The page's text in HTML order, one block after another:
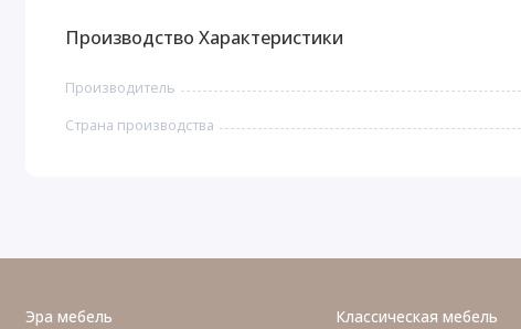
Производство Характеристики
Производитель
Страна производства
Эра мебель Классическая мебель